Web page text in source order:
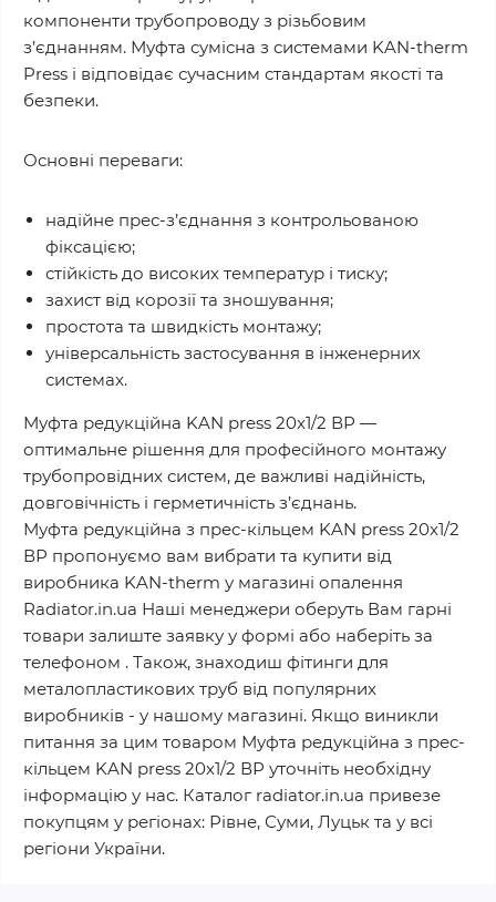
компоненти трубопроводу з різьбовим
з’єднанням. Муфта сумісна з системами KAN-therm
Press і відповідає сучасним стандартам якості та
безпеки.
Основні переваги:
надійне прес-з’єднання з контрольованою
фіксацією;
стійкість до високих температур і тиску;
захист від корозії та зношування;
простота та швидкість монтажу;
універсальність застосування в інженерних
системах.
Муфта редукційна KAN press 20x1/2 ВР —
оптимальне рішення для професійного монтажу
трубопровідних систем, де важливі надійність,
довговічність і герметичність з’єднань.
Муфта редукційна з прес-кільцем KAN press 20x1/2
ВР пропонуємо вам вибрати та купити від
виробника KAN-therm у магазині опалення
Radiator.in.ua Наші менеджери оберуть Вам гарні
товари залиште заявку у формі або наберіть за
телефоном . Також, знаходиш фітинги для
металопластикових труб від популярних
виробників - у нашому магазині. Якщо виникли
питання за цим товаром Муфта редукційна з прес-
кільцем KAN press 20x1/2 ВР уточніть необхідну
інформацію у нас. Каталог radiator.in.ua привезе
покупцям у регіонах: Рівне, Суми, Луцьк та у всі
регіони України.